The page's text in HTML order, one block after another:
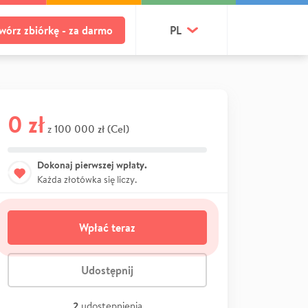
zbiórkę - za darmo PL
0 zł z 100 000 zł (Cel)
Dokonaj pierwszej wpłaty.
Każda złotówka się liczy.
Wpłać teraz
Udostępnij